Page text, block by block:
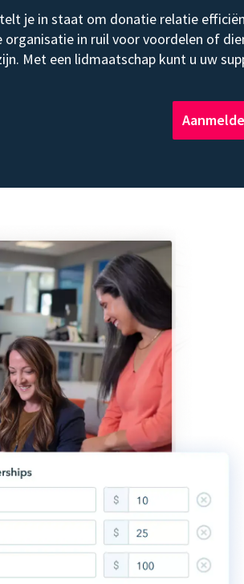
je in staat om donatie relatie
organisatie in ruil voor voordelen of
Met een lidmaatschap kunt u uw